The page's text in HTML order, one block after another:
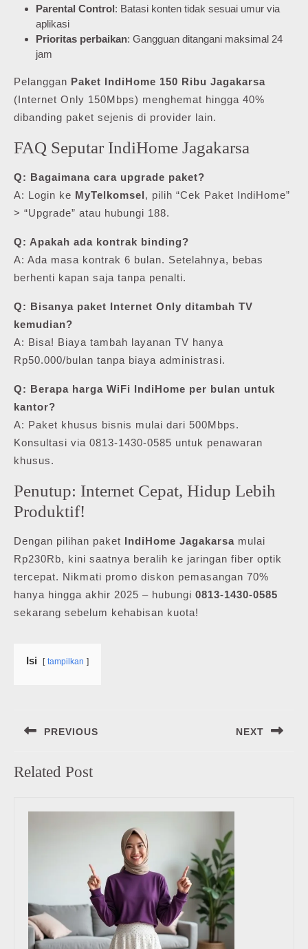
Parental Control: Batasi konten tidak sesuai umur via
aplikasi
Prioritas perbaikan: Gangguan ditangani maksimal 24
jam
Pelanggan Paket IndiHome 150 Ribu Jagakarsa
(Internet Only 150Mbps) menghemat hingga 40%
dibanding paket sejenis di provider lain.
FAQ Seputar IndiHome Jagakarsa
Q: Bagaimana cara upgrade paket?
A: Login ke MyTelkomsel, pilih “Cek Paket IndiHome”
> “Upgrade” atau hubungi 188.
Q: Apakah ada kontrak binding?
A: Ada masa kontrak 6 bulan. Setelahnya, bebas
berhenti kapan saja tanpa penalti.
Q: Bisanya paket Internet Only ditambah TV
kemudian?
A: Bisa! Biaya tambah layanan TV hanya
Rp50.000/bulan tanpa biaya administrasi.
Q: Berapa harga WiFi IndiHome per bulan untuk
kantor?
A: Paket khusus bisnis mulai dari 500Mbps.
Konsultasi via 0813-1430-0585 untuk penawaran
khusus.
Penutup: Internet Cepat, Hidup Lebih
Produktif!
Dengan pilihan paket IndiHome Jagakarsa mulai
Rp230Rb, kini saatnya beralih ke jaringan fiber optik
tercepat. Nikmati promo diskon pemasangan 70%
hanya hingga akhir 2025 – hubungi 0813-1430-0585
sekarang sebelum kehabisan kuota!
Isi tampilkan
pos
PREVIOUS
post:
NEXT
Related Post